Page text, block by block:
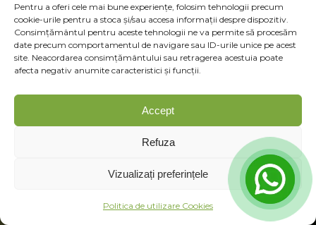
Pentru a oferi cele mai bune experiențe, folosim tehnologii precum
cookie-urile pentru a stoca și/sau accesa informații despre dispozitiv.
Consimțământul pentru aceste tehnologii ne va permite să procesăm
date precum comportamentul de navigare sau ID-urile unice pe acest
site. Neacordarea consimțământului sau retragerea acestuia poate
afecta negativ anumite caracteristici și funcții.
Accept
Refuza
Vizualizați preferințele
Politica de utilizare Cookies
#filosofie Zen #gradina japoneza #gradina zen
#peisagistica
plante exotice rezistente
#proiectare 3D gradina
Preț Amenajare Grădină în
Timișoara: Ghid de Costuri și